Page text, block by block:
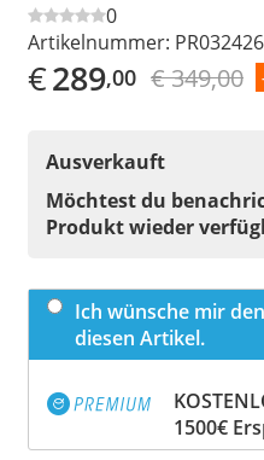
0
Artikelnummer: PR032426
€289,00 € 349,00
Ausverkauft
Möchtest du
Produkt wieder
Ich wünsche mir
diesen Artikel.
1500€